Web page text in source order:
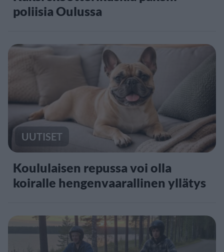
poliisia Oulussa
UUTISET
Koululaisen repussa voi olla
koiralle hengenvaarallinen yllätys